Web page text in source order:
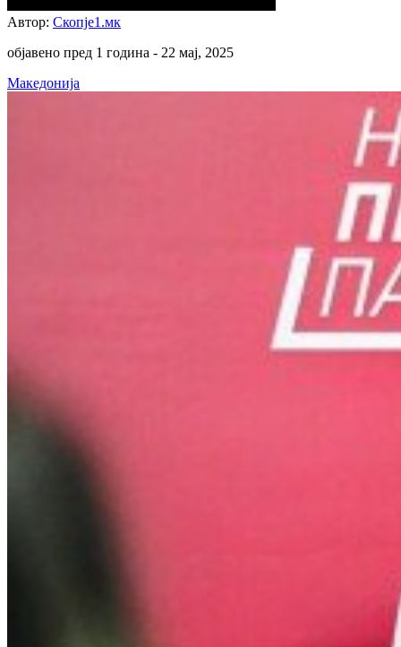
Автор: Скопје1.мк
објавено пред 1 година - 22 мај, 2025
Македонија